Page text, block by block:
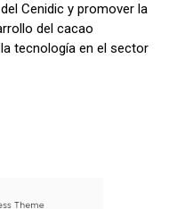
Cenidic y promover la
del cacao
tecnología en el sector